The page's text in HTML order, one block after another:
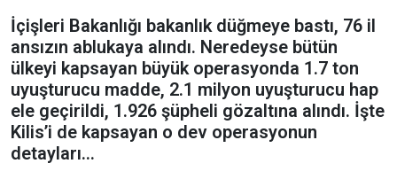
İçişleri Bakanlığı bakanlık düğmeye bastı, 76 il
ansızın ablukaya alındı. Neredeyse bütün
ülkeyi kapsayan büyük operasyonda 1.7 ton
uyuşturucu madde, 2.1 milyon uyuşturucu hap
ele geçirildi, 1.926 şüpheli gözaltına alındı. İşte
Kilis’i de kapsayan o dev operasyonun
detayları…